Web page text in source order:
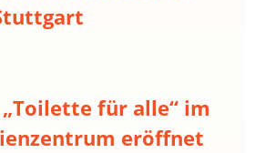
für alle“ im
eröffnet